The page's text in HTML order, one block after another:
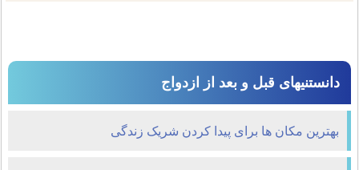
دانستنیهای قبل و بعد از ازدواج
بهترین مکان ها برای پیدا کردن شریک زندگی